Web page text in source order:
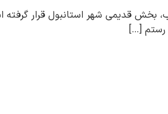
قدیمی شهر استانبول قرار
رستم […]